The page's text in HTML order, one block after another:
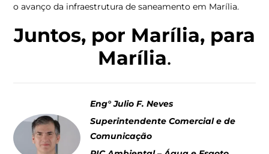
o avanço da infraestrutura de saneamento em Marília.
Juntos, por Marília, para
Marília.
Eng° Julio F. Neves
Superintendente Comercial e de
Comunicação